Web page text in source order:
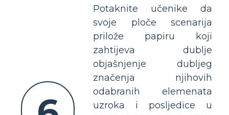
Potaknite učenike da
svoje ploče scenarija
prilože papiru koji
zahtijeva dublje
objašnjenje dubljeg
značenja njihovih
odabranih elemenata
uzroka i posljedice u